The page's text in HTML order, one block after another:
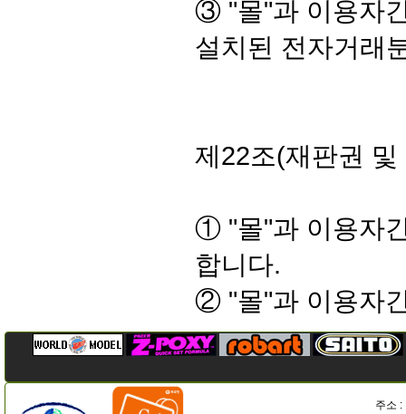
③ "몰"과 이용자
설치된 전자거래
제22조(재판권 및
① "몰"과 이용자
합니다.
② "몰"과 이용자
주소